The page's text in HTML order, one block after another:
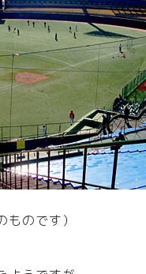
のです）